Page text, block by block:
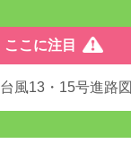
ここに注目
台風13・15号進路図